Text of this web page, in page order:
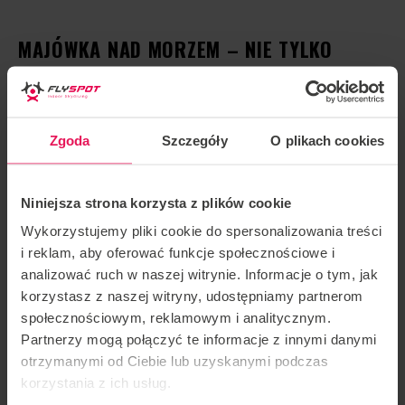
Zgoda Szczegóły O plikach cookies
Niniejsza strona korzysta z plików cookie
Wykorzystujemy pliki cookie do spersonalizowania treści
i reklam, aby oferować funkcje społecznościowe i
analizować ruch w naszej witrynie. Informacje o tym, jak
korzystasz z naszej witryny, udostępniamy partnerom
społecznościowym, reklamowym i analitycznym.
Partnerzy mogą połączyć te informacje z innymi danymi
otrzymanymi od Ciebie lub uzyskanymi podczas
korzystania z ich usług.
MAJÓWKA NAD MORZEM – NIE TYLKO
PLAŻA I LODY
Bałtyk wiosną ma swój niepowtarzalny urok. Nie bez
powodu – słońce, szum fal i zapach morskiej bryzy tworzą
zamiast typowego plażowania, spróbuj czegoś nowego.
Co powiesz na kitesurfing w Chałupach albo windsurfing w
Jastarni? A może przejażdżka rowerowa wzdłuż klifów
Wolińskiego Parku Narodowego? Majówka nad morzem
to także doskonały moment, by odkryć urokliwe
nadmorskie miasteczka, takie jak Hel czy Łeba, które poza
sezonem zachwycają spokojem i autentycznością. A także